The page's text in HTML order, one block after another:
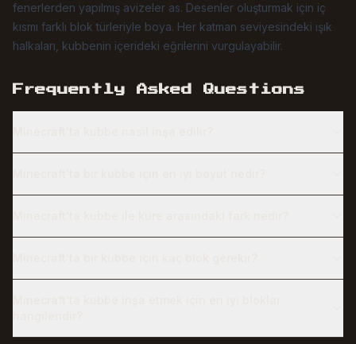
fenerlerden yapılmış avizeler as. Desenler oluşturmak için iç
kısmı farklı blok türleriyle boya. Her katman seviyesindeki ışık
halkaları, kubbenin içerideki eğrilerini vurgulayabilir.
Frequently Asked Questions